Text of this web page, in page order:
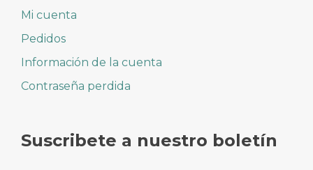
Mi cuenta
Pedidos
Información de la cuenta
Contraseña perdida
Suscribete a nuestro boletín